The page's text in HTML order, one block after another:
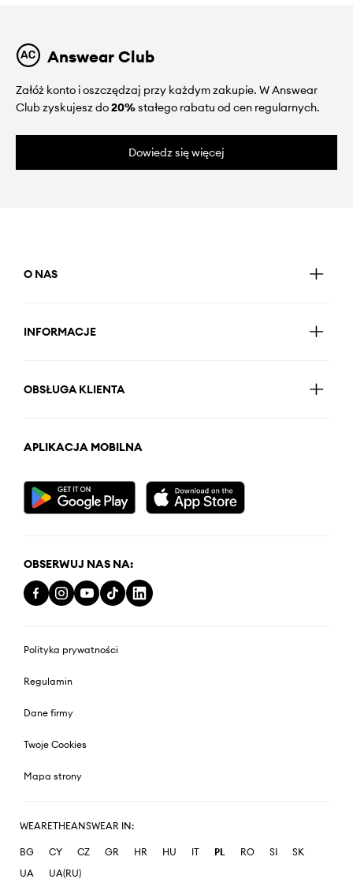
Answear Club
Załóż konto i oszczędzaj przy każdym zakupie. W Answear
Club zyskujesz do20%stałego rabatu od cen regularnych.
Dowiedz się więcej
O NAS
INFORMACJE
OBSŁUGA KLIENTA
APLIKACJA MOBILNA
OBSERWUJ NAS NA:
Polityka prywatności
Regulamin
Dane firmy
Twoje Cookies
Mapa strony
WEARETHEANSWEAR IN:
BG CY CZ GR HR HU IT PL RO SI
SK
UA
UA(RU)